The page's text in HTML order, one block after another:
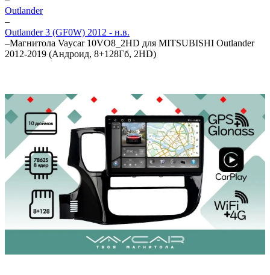
Outlander
–
Outlander 3 (GF0W) 2012 - н.в.
–Магнитола Vaycar 10VO8_2HD для MITSUBISHI Outlander
2012-2019 (Андроид, 8+128Гб, 2HD)